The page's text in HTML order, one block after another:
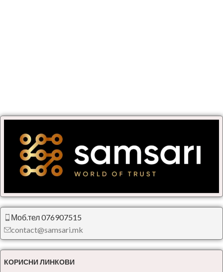
Моб.тел 076907515
contact@samsari.mk
КОРИСНИ ЛИНКОВИ